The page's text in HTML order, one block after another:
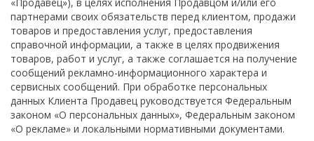
партнерами своих обязательств перед клиентом, продажи
товаров и предоставления услуг, предоставления
справочной информации, а также в целях продвижения
товаров, работ и услуг, а также соглашается на получение
сообщений рекламно-информационного характера и
сервисных сообщений. При обработке персональных
данных Клиента Продавец руководствуется Федеральным
законом «О персональных данных», Федеральным законом
«О рекламе» и локальными нормативными документами.